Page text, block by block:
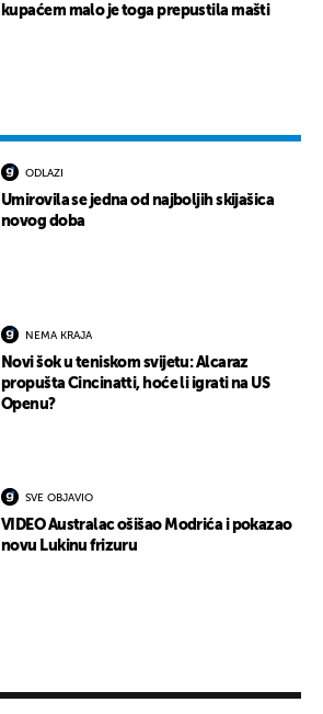
kupaćem malo je toga prepustila mašti
ODLAZI
Umirovila se jedna od najboljih skijašica
novog doba
NEMA KRAJA
Novi šok u teniskom svijetu: Alcaraz
propušta Cincinatti, hoće li igrati na US
Openu?
SVE OBJAVIO
VIDEO Australac ošišao Modrića i pokazao
novu Lukinu frizuru